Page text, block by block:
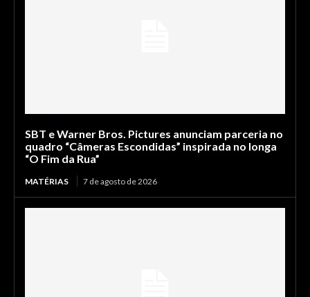
SBT e Warner Bros. Pictures anunciam parceria no
quadro “Câmeras Escondidas” inspirada no longa
“O Fim da Rua”
MATÉRIAS 7 de agosto de 2026